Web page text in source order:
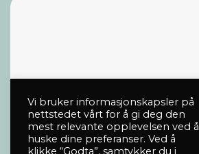
Vi bruker informasjonskapsler på
nettstedet vårt for å gi deg den
mest relevante opplevelsen ved å
huske dine preferanser. Ved å
klikke “Godta”, samtykker du i